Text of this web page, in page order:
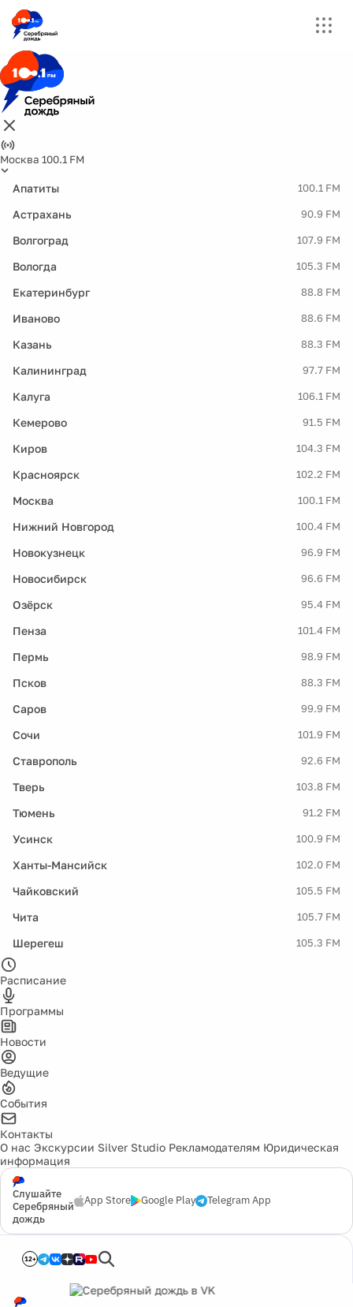
Москва 100.1 FM
Апатиты 100.1 FM
Астрахань 90.9 FM
Волгоград 107.9 FM
Вологда 105.3 FM
Екатеринбург 88.8 FM
Иваново 88.6 FM
Казань 88.3 FM
Калининград 97.7 FM
Калуга 106.1 FM
Кемерово 91.5 FM
Киров 104.3 FM
Красноярск 102.2 FM
Москва 100.1 FM
Нижний Новгород 100.4 FM
Новокузнецк 96.9 FM
Новосибирск 96.6 FM
Озёрск 95.4 FM
Пенза 101.4 FM
Пермь 98.9 FM
Псков 88.3 FM
Саров 99.9 FM
Сочи 101.9 FM
Ставрополь 92.6 FM
Тверь 103.8 FM
Тюмень 91.2 FM
Усинск 100.9 FM
Ханты-Мансийск 102.0 FM
Чайковский 105.5 FM
Чита 105.7 FM
Шерегеш 105.3 FM
Расписание
Программы
Новости
Ведущие
События
Контакты
О нас Экскурсии Silver Studio Рекламодателям Юридическая
информация
Слушайте
Серебряный
дождь
App Store Google Play Telegram App
12+